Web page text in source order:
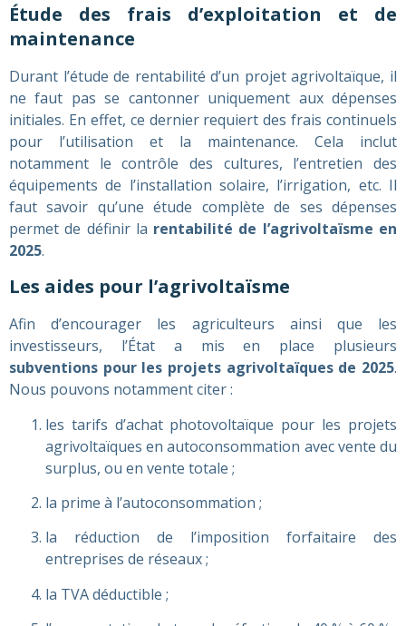
Étude des frais d’exploitation et de
maintenance
Durant l’étude de rentabilité d’un projet agrivoltaïque, il
ne faut pas se cantonner uniquement aux dépenses
initiales. En effet, ce dernier requiert des frais continuels
pour l’utilisation et la maintenance. Cela inclut
notamment le contrôle des cultures, l’entretien des
équipements de l’installation solaire, l’irrigation, etc. Il
faut savoir qu’une étude complète de ses dépenses
permet de définir la rentabilité de l’agrivoltaïsme en
2025.
Les aides pour l’agrivoltaïsme
Afin d’encourager les agriculteurs ainsi que les
investisseurs, l’État a mis en place plusieurs
subventions pour les projets agrivoltaïques de 2025.
Nous pouvons notamment citer :
les tarifs d’achat photovoltaïque pour les projets
agrivoltaïques en autoconsommation avec vente du
surplus, ou en vente totale ;
la prime à l’autoconsommation ;
la réduction de l’imposition forfaitaire des
entreprises de réseaux ;
la TVA déductible ;